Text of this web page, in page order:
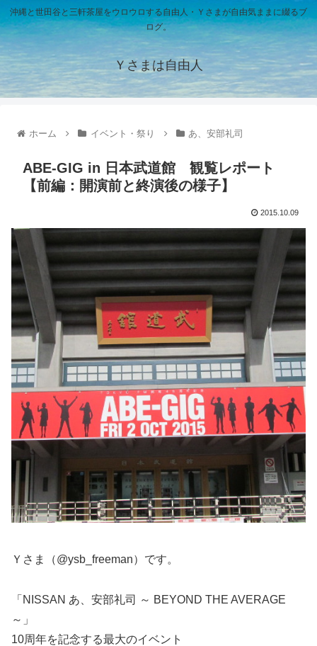
沖縄と世田谷と三軒茶屋をウロウロする自由人・Ｙさまが自由気ままに綴るブ
ログ。
Ｙさまは自由人
ホーム イベント・祭り あ、安部礼司
ABE-GIG in 日本武道館 観覧レポート
【前編：開演前と終演後の様子】
2015.10.09
Ｙさま（@ysb_freeman）です。
「NISSAN あ、安部礼司 ～ BEYOND THE AVERAGE
～」
10周年を記念する最大のイベント